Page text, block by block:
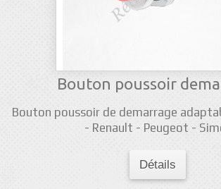
Bouton poussoir
Bouton poussoir de demarrage
- Renault - Peugeot -
Détails